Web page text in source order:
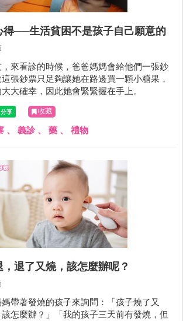
得──生活貧困不是孩子自己願意的
來看診的時候，爸爸媽媽會給他們一張鈔
張鈔票只足夠讓她在路邊買一顆小糖果，
大確幸，因此她會緊緊握在手上。
收藏
、 義診 、 藥 、 禮物
退了又燒，該怎麼辦呢？
帶著發燒的孩子來詢問：「孩子燒了又
怎麼辦？」「我的孩子三天前有發燒，但